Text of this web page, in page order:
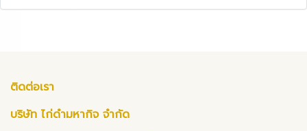
ติดต่อเรา
บริษัท ไก่ดำมหากิจ จำกัด